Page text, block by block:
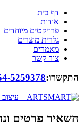
דף בית
אודות
פרויקטים מיוחדים
גלרית מוצרים
מאמרים
צור קשר
התקשרו:5259378
השאיר פרטים